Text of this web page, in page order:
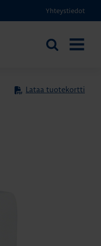
Yhteystiedot
Etsi
Lataa tuotekortti